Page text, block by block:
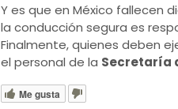
Y es que en México fallecen
la conducción segura es
Finalmente, quienes deben
el personal de la Secretaría
Me gusta